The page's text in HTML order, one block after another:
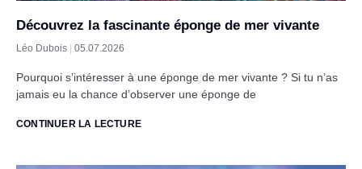
Découvrez la fascinante éponge de mer vivante
Léo Dubois 05.07.2026
Pourquoi s’intéresser à une éponge de mer vivante ? Si tu n’as
jamais eu la chance d’observer une éponge de
CONTINUER LA LECTURE